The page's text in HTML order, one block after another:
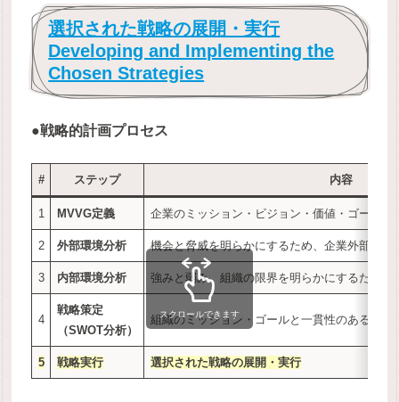
選択された戦略の展開・実行
Developing and Implementing the
Chosen Strategies
●戦略的計画プロセス
# ステップ 内容
1 MVVG定義 企業のミッション・ビジョン・価値・ゴールの
2 外部環境分析 機会と脅威を明らかにするため、企業外部の競
3 内部環境分析 強みと弱み、組織の限界を明らかにするため、
4
戦略策定
（SWOT分析）
組織のミッション・ゴールと一貫性のある戦略
5 戦略実行 選択された戦略の展開・実行
スクロールできます